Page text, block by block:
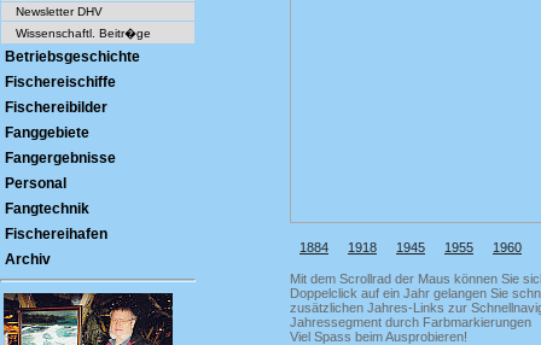
Newsletter DHV
Wissenschaftl. Beitr�ge
Betriebsgeschichte
Fischereischiffe
Fischereibilder
Fanggebiete
Fangergebnisse
Personal
Fangtechnik
Fischereihafen
Archiv
1884 1918 1945 1955 1960
Mit dem Scrollrad der Maus können Sie
Doppelclick auf ein Jahr gelangen Sie
zusätzlichen Jahres-Links zur
Jahressegment durch Farbmarkierungen
Viel Spass beim Ausprobieren!